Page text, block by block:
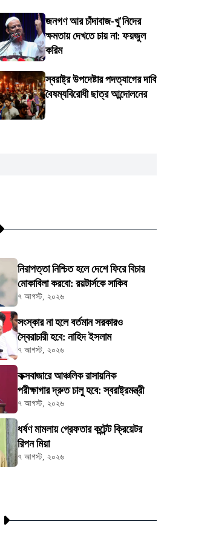
জনগণ আর চাঁদাবাজ-খু'নিদের
ক্ষমতায় দেখতে চায় না: ফয়জুল
করিম
স্বরাষ্ট্র উপদেষ্টার পদত্যাগের দাবি
বৈষম্যবিরোধী ছাত্র আন্দোলনের
নিরাপত্তা নিশ্চিত হলে দেশে ফিরে বিচার
মোকাবিলা করবো: রয়টার্সকে সাকিব
৭ আগস্ট, ২০২৬
সংস্কার না হলে বর্তমান সরকারও
স্বৈরাচারী হবে: নাহিদ ইসলাম
৭ আগস্ট, ২০২৬
কক্সবাজারে আঞ্চলিক রাসায়নিক
পরীক্ষাগার দ্রুত চালু হবে: স্বরাষ্ট্রমন্ত্রী
৭ আগস্ট, ২০২৬
ধর্ষণ মামলায় গ্রেফতার কন্টেন্ট ক্রিয়েটর
রিপন মিয়া
৭ আগস্ট, ২০২৬